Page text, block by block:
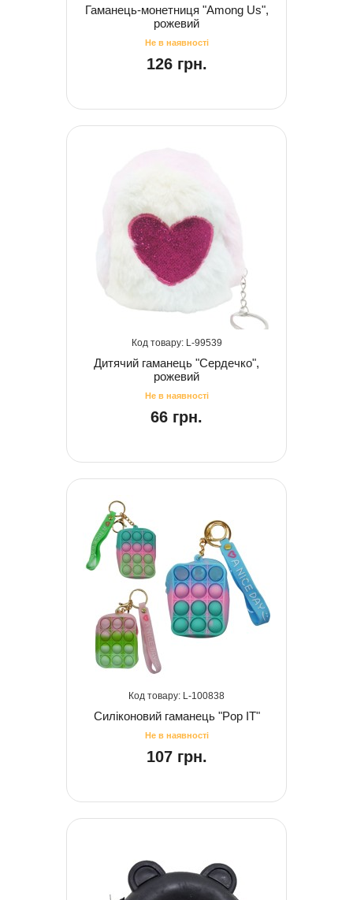
Гаманець-монетниця "Among Us",
рожевий
126 грн.
99539
Дитячий гаманець "Сердечко",
рожевий
66 грн.
100838
Силіконовий гаманець "Pop IT"
107 грн.